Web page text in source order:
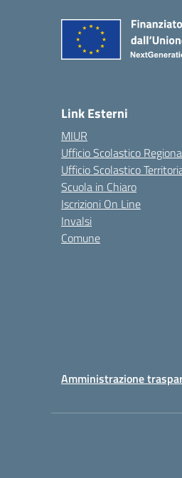
Link Esterni
MIUR
Ufficio Scolastico
Ufficio Scolastico
Scuola in Chiaro
Iscrizioni On Line
Invalsi
Comune
Amministrazione